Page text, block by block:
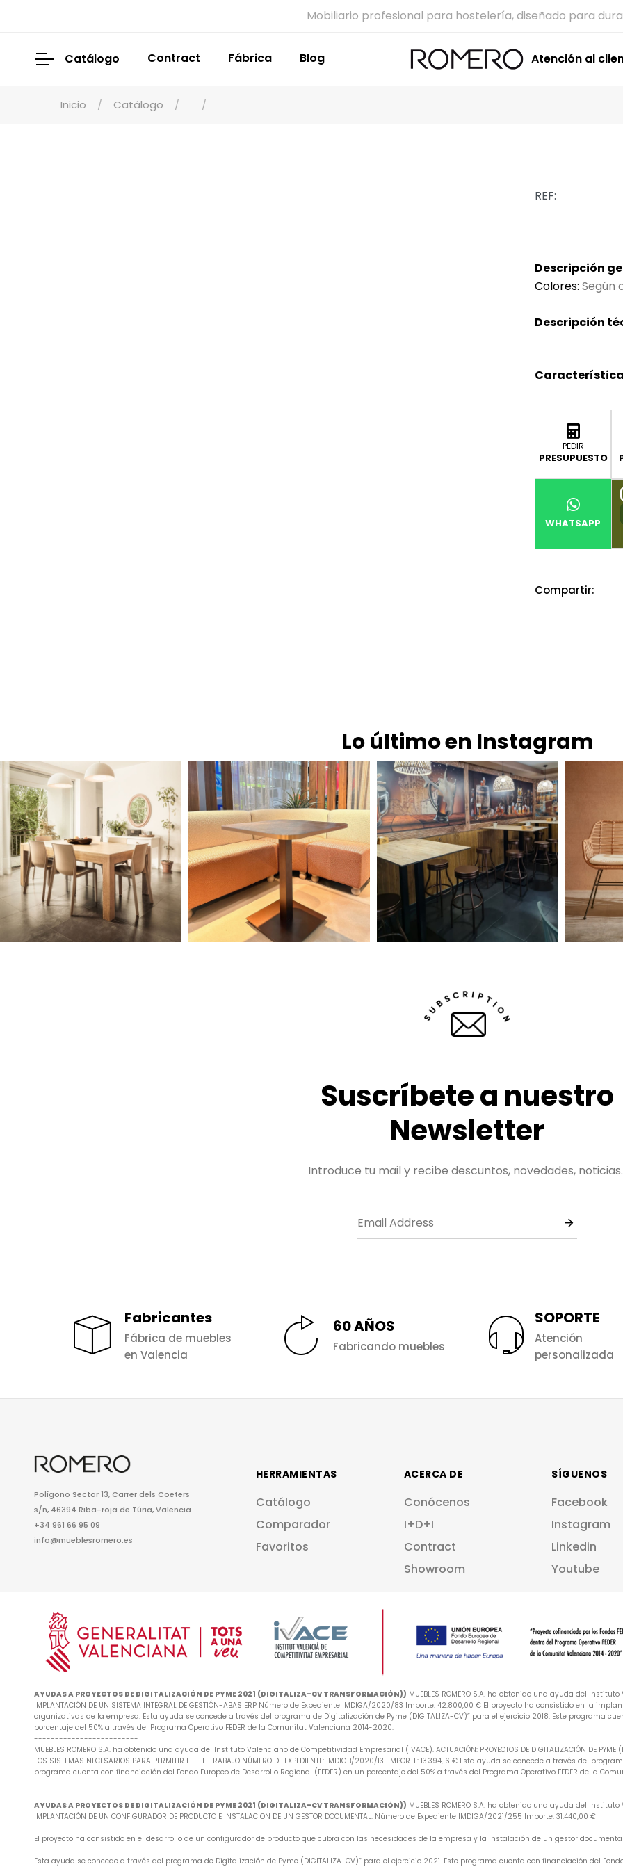
Mobiliario profesional para hostelería, diseñado para
Catálogo Contract Fábrica Blog Atención al
Inicio Catálogo
REF:
Descripción
Colores: Según
Descripción
PEDIR
PRESUPUESTO
WHATSAPP
Compartir:
Lo último en Instagram
Suscríbete a nuestro
Newsletter
Introduce tu mail y recibe descuntos, novedades,
Fabricantes
Fábrica de muebles
en Valencia
60 AÑOS
Fabricando muebles
SOPORTE
Atención
personalizada
Polígono Sector 13, Carrer dels Coeters
s/n, 46394 Riba-roja de Túria, Valencia
+34 961 66 95 09
info@mueblesromero.es
HERRAMIENTAS
Catálogo
Comparador
Favoritos
ACERCA DE
Conócenos
I+D+I
Contract
Showroom
SÍGUENOS
Facebook
Instagram
Linkedin
Youtube
AYUDAS A PROYECTOS DE DIGITALIZACIÓN DE PYME 2021 (DIGITALIZA-CV TRANSFORMACIÓN)) MUEBLES ROMERO S.A. ha obtenido una ayuda del
IMPLANTACIÓN DE UN SISTEMA INTEGRAL DE GESTIÓN-ABAS ERP Número de Expediente IMDIGA/2020/83 Importe: 42.800,00 € El proyecto ha consistido en la
organizativas de la empresa. Esta ayuda se concede a través del programa de Digitalización de Pyme (DIGITALIZA-CV)” para el ejercicio 2018. Este programa
porcentaje del 50% a través del Programa Operativo FEDER de la Comunitat Valenciana 2014-2020.
-------------------------
MUEBLES ROMERO S.A. ha obtenido una ayuda del Instituto Valenciano de Competitividad Empresarial (IVACE). ACTUACIÓN: PROYECTOS DE DIGITALIZACIÓN DE PYME
LOS SISTEMAS NECESARIOS PARA PERMITIR EL TELETRABAJO NÚMERO DE EXPEDIENTE: IMDIGB/2020/131 IMPORTE: 13.394,16 € Esta ayuda se concede a través del
programa cuenta con financiación del Fondo Europeo de Desarrollo Regional (FEDER) en un porcentaje del 50% a través del Programa Operativo FEDER de la
-------------------------
AYUDAS A PROYECTOS DE DIGITALIZACIÓN DE PYME 2021 (DIGITALIZA-CV TRANSFORMACIÓN)) MUEBLES ROMERO S.A. ha obtenido una ayuda del
IMPLANTACIÓN DE UN CONFIGURADOR DE PRODUCTO E INSTALACION DE UN GESTOR DOCUMENTAL. Número de Expediente IMDIGA/2021/255 Importe: 31.440,00 €
El proyecto ha consistido en el desarrollo de un configurador de producto que cubra con las necesidades de la empresa y la instalación de un gestor
Esta ayuda se concede a través del programa de Digitalización de Pyme (DIGITALIZA-CV)” para el ejercicio 2021. Este programa cuenta con financiación del